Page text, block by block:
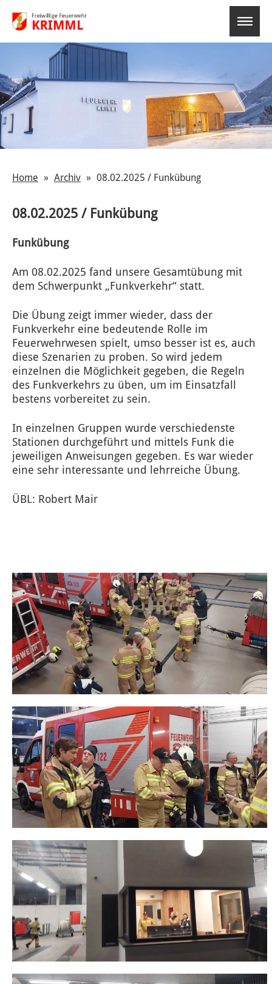
Home Archiv 08.02.2025 / Funkübung
08.02.2025 / Funkübung
Funkübung
Am 08.02.2025 fand unsere Gesamtübung mit
dem Schwerpunkt „Funkverkehr“ statt.
Die Übung zeigt immer wieder, dass der
Funkverkehr eine bedeutende Rolle im
Feuerwehrwesen spielt, umso besser ist es, auch
diese Szenarien zu proben. So wird jedem
einzelnen die Möglichkeit gegeben, die Regeln
des Funkverkehrs zu üben, um im Einsatzfall
bestens vorbereitet zu sein.
In einzelnen Gruppen wurde verschiedenste
Stationen durchgeführt und mittels Funk die
jeweiligen Anweisungen gegeben. Es war wieder
eine sehr interessante und lehrreiche Übung.
ÜBL: Robert Mair